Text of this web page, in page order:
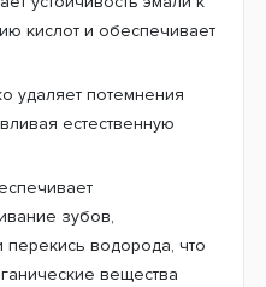
кислот и обеспечивает
удаляет потемнения
естественную
зубов,
перекись водорода, что
вещества